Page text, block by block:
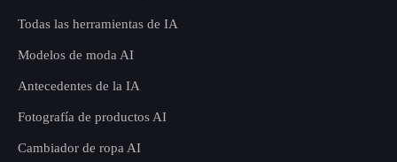
Todas las herramientas de IA
Modelos de moda AI
Antecedentes de la IA
Fotografía de productos AI
Cambiador de ropa AI